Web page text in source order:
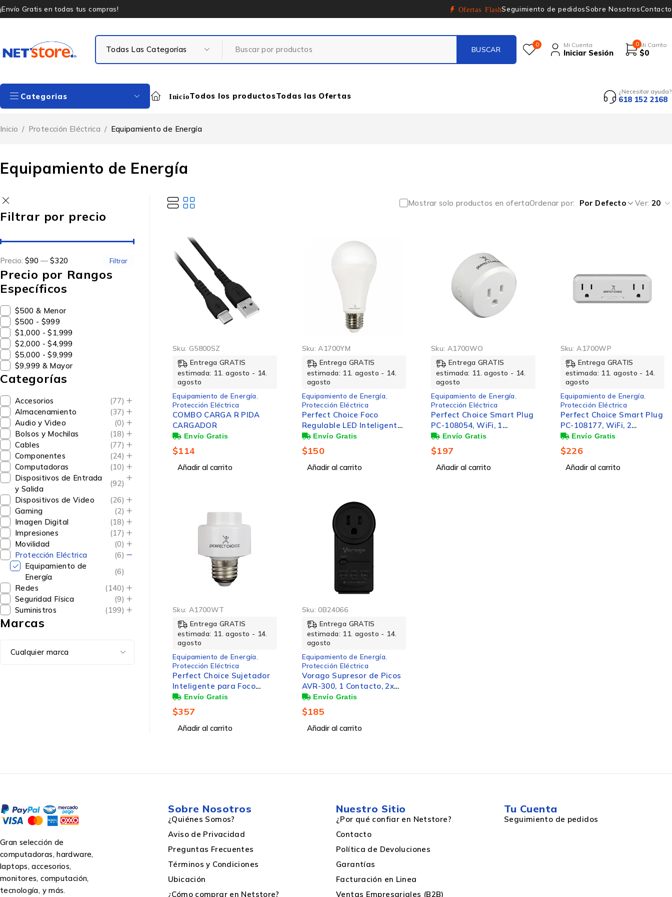
¡Envío Gratis en todas tus compras! Ofertas FlashSeguimiento de pedidosSobre NosotrosContacto
0 Mi Cuenta
Iniciar Sesión
0 Mi Carrito
$0
Categorias InicioTodos los productosTodas las Ofertas ¿Necesitar ayuda?
618 152 2168
Equipamiento de Energía
Inicio / Protección Eléctrica / Equipamiento de Energía
Filtrar por precio
Filtrar
Precio: $90 — $320
Precio por Rangos
Específicos
$500 & Menor
$500 - $999
$1,000 - $1,999
$2,000 - $4,999
$5,000 - $9,999
$9,999 & Mayor
Categorías
Accesorios
(77)
Almacenamiento
(37)
Audio y Video
(0)
Bolsos y Mochilas
(18)
Cables
(77)
Componentes
(24)
Computadoras
(10)
Dispositivos de Entrada
y Salida
(92)
Dispositivos de Video
(26)
Gaming
(2)
Imagen Digital
(18)
Impresiones
(17)
Movilidad
(0)
Protección Eléctrica
(6)
Equipamiento de
Energía
(6)
Redes
(140)
Seguridad Física
(9)
Suministros
(199)
Marcas
Mostrar solo productos en ofertaOrdenar por Por Defecto Ver: 20
Sku: G5800SZ
Entrega GRATIS
estimada: 11. agosto - 14.
agosto
Equipamiento de Energía
Protección Eléctrica
COMBO CARGA R PIDA
CARGADOR
$114
Añadir al carrito
Sku: A1700YM
Entrega GRATIS
estimada: 11. agosto - 14.
agosto
Equipamiento de Energía
Protección Eléctrica
Perfect Choice Foco
Regulable LED Inteligente
PC-108092, WiFi, RGB,
11W, 1055 Lúmenes,
Blanco, Ahorro del 88% vs
Foco Tradicional 100W
$150
Añadir al carrito
Sku: A1700WO
Entrega GRATIS
estimada: 11. agosto - 14.
agosto
Equipamiento de Energía
Protección Eléctrica
Perfect Choice Smart Plug
PC-108054, WiFi, 1
Conector, 2400MHz, Blanco
$197
Añadir al carrito
Sku: A1700WP
Entrega GRATIS
estimada: 11. agosto - 14.
agosto
Equipamiento de Energía
Protección Eléctrica
Perfect Choice Smart Plug
PC-108177, WiFi, 2
Conectores, 2400MHz,
Blanco
$226
Añadir al carrito
Sku: A1700WT
Entrega GRATIS
estimada: 11. agosto - 14.
agosto
Equipamiento de Energía
Protección Eléctrica
Perfect Choice Sujetador
Inteligente para Foco
Inteligente, Wi-Fi, Blanco
$357
Añadir al carrito
Sku:0B24066
Entrega GRATIS
estimada: 11. agosto - 14.
agosto
Equipamiento de Energía
Protección Eléctrica
Vorago Supresor de Picos
AVR-300, 1 Contacto, 2x
RJ-45, 900 Joules
$185
Añadir al carrito
Gran selección de
computadoras, hardware,
laptops, accesorios,
monitores, computación,
tecnología, y más.
Sobre Nosotros
¿Quiénes Somos?
Aviso de Privacidad
Preguntas Frecuentes
Términos y Condiciones
Ubicación
¿Cómo comprar en Netstore?
Nuestro Sitio
¿Por qué confiar en Netstore?
Contacto
Política de Devoluciones
Garantías
Facturación en Linea
Ventas Empresariales (B2B)
Tu Cuenta
Seguimiento de pedidos